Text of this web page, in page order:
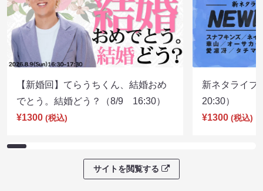
【新婚回】てらうちくん、結婚おめ
でとう。結婚どう？（8/9 16:30）
¥1300 (税込)
新ネタライ
20:30）
¥1300 (税込)
サイトを閲覧する